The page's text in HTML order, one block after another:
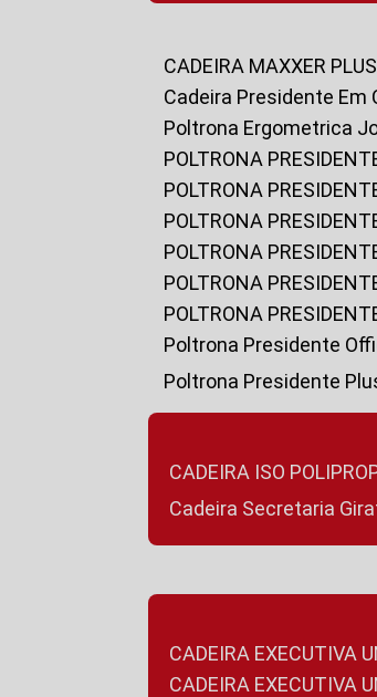
CADEIRA MAXXER
Cadeira Presidente Em
Poltrona Ergometrica
POLTRONA
POLTRONA
POLTRONA
POLTRONA
POLTRONA
POLTRONA
Poltrona Presidente
Poltrona Presidente
CADEIRA ISO
Cadeira Secretaria
CADEIRA EXECUTIVA
CADEIRA EXECUTIVA